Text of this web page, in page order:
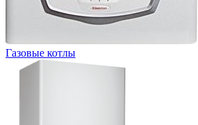
Газовые котлы